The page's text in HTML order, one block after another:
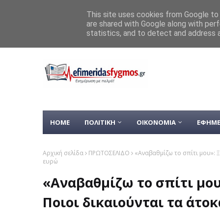
ΡΟΗ ΕΙΔΗΣΕΩΝ Φωκίδα: Στο Νοσοκομείο
HOME ΠΟΛΙΤΙΚΗ ΟΙΚΟΝΟΜΙΑ
Αρχική σελίδα ΠΡΩΤΟΣΕΛΙΔΟ
«Αναβαθμίζω το σπίτι μου»:
ευρώ
«Αναβαθμίζω το σπίτι
Ποιοι δικαιούνται τα
This site uses cookies from Google
are shared with Google along with
statistics, and to detect and address